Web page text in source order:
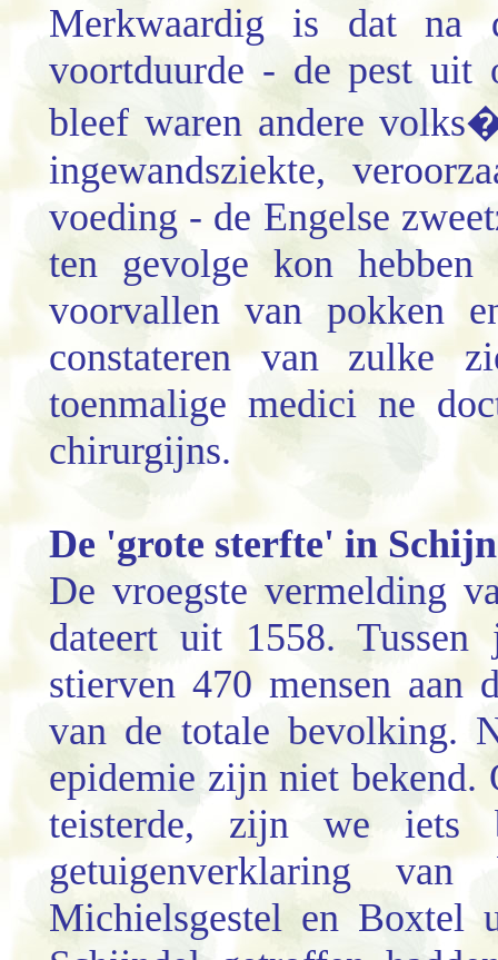
Merkwaardig is dat na
voortduurde - de pest uit
bleef waren andere
ingewandsziekte,
voeding - de Engelse
ten gevolge kon
voorvallen van pokken
constateren van zulke
toenmalige medici ne
chirurgijns.
De 'grote sterfte' in
De vroegste vermelding
dateert uit 1558.
stierven 470 mensen aan
van de totale bevolking.
epidemie zijn niet bekend.
teisterde, zijn we iets
getuigenverklaring
Michielsgestel en Boxtel